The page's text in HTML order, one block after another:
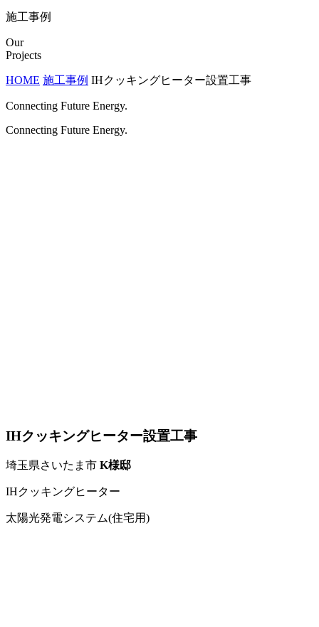
施工事例
Our
Projects
HOME 施工事例 IHクッキングヒーター設置工事
Connecting Future Energy.
Connecting Future Energy.
IHクッキングヒーター設置工事
埼玉県さいたま市 K様邸
IHクッキングヒーター
太陽光発電システム(住宅用)